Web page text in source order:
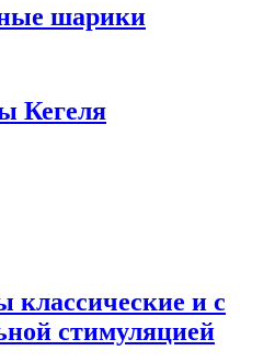
шарики
Кегеля
классические и с
стимуляцией